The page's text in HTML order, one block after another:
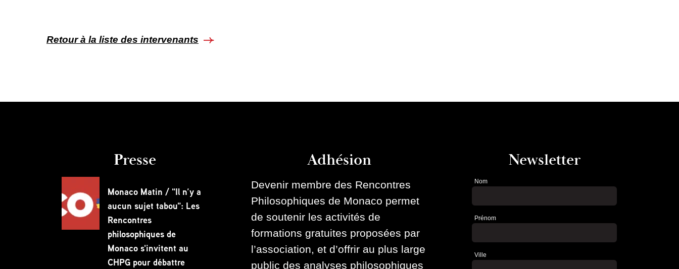
Retour à la liste des intervenants
Presse
Monaco Matin / "Il n’y a
aucun sujet tabou": Les
Rencontres
philosophiques de
Monaco s'invitent au
CHPG pour débattre
Adhésion
Devenir membre des Rencontres
Philosophiques de Monaco permet
de soutenir les activités de
formations gratuites proposées par
l’association, et d’offrir au plus large
public des analyses philosophiques
Newsletter
Newsletter
Nom
Prénom
Ville